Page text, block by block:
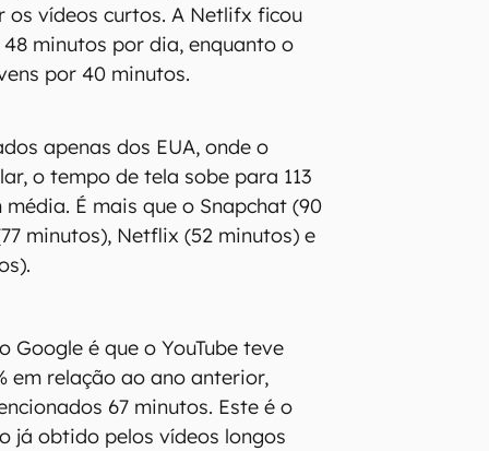
os vídeos curtos. A Netlifx ficou
minutos por dia, enquanto o
por 40 minutos.
apenas dos EUA, onde o
o tempo de tela sobe para 113
É mais que o Snapchat (90
minutos), Netflix (52 minutos) e
Google é que o YouTube teve
em relação ao ano anterior,
67 minutos. Este é o
já obtido pelos vídeos longos